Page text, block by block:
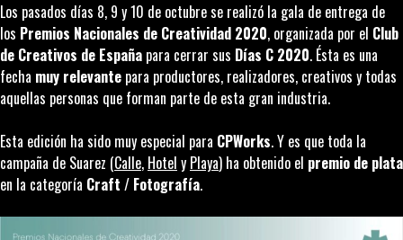
Los pasados días 8, 9 y 10 de octubre se realizó la gala de entrega de
los Premios Nacionales de Creatividad 2020, organizada por el Club
de Creativos de España para cerrar sus Días C 2020. Ésta es una
fecha muy relevante para productores, realizadores, creativos y todas
aquellas personas que forman parte de esta gran industria.
Esta edición ha sido muy especial para CPWorks. Y es que toda la
campaña de Suarez (Calle, Hotel y Playa) ha obtenido el premio de plata
en la categoría Craft / Fotografía.